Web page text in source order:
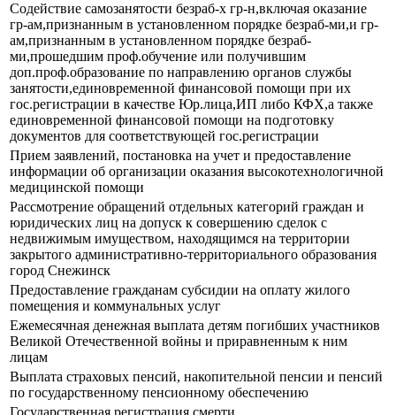
Содействие самозанятости безраб-х гр-н,включая оказание
гр-ам,признанным в установленном порядке безраб-ми,и гр-
ам,признанным в установленном порядке безраб-
ми,прошедшим проф.обучение или получившим
доп.проф.образование по направлению органов службы
занятости,единовременной финансовой помощи при их
гос.регистрации в качестве Юр.лица,ИП либо КФХ,а также
единовременной финансовой помощи на подготовку
документов для соответствующей гос.регистрации
Прием заявлений, постановка на учет и предоставление
информации об организации оказания высокотехнологичной
медицинской помощи
Рассмотрение обращений отдельных категорий граждан и
юридических лиц на допуск к совершению сделок с
недвижимым имуществом, находящимся на территории
закрытого административно-территориального образования
город Снежинск
Предоставление гражданам субсидии на оплату жилого
помещения и коммунальных услуг
Ежемесячная денежная выплата детям погибших участников
Великой Отечественной войны и приравненным к ним
лицам
Выплата страховых пенсий, накопительной пенсии и пенсий
по государственному пенсионному обеспечению